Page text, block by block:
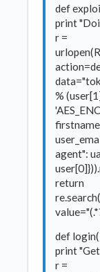
def
print
r =
%
agent":
return
def
print
r =